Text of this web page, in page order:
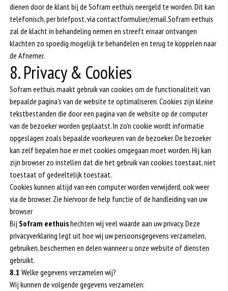
dienen door de klant bij de Sofram eethuis neergeld te worden. Dit kan
telefonisch, per briefpost, via contactformulier/email.Sofram eethuis
zal de klacht in behandeling nemen en streeft ernaar ontvangen
klachten zo spoedig mogelijk te behandelen en terug te koppelen naar
de Afnemer.
8. Privacy & Cookies
Sofram eethuis maakt gebruik van cookies om de functionaliteit van
bepaalde pagina's van de website te optimaliseren. Cookies zijn kleine
tekstbestanden die door een pagina van de website op de computer
van de bezoeker worden geplaatst. In zo'n cookie wordt informatie
opgeslagen zoals bepaalde voorkeuren van de bezoeker. De bezoeker
kan zelf bepalen hoe er met cookies omgegaan moet worden. Hij kan
zijn browser zo instellen dat die het gebruik van cookies toestaat, niet
toestaat of gedeeltelijk toestaat.
Cookies kunnen altijd van een computer worden verwijderd, ook weer
via de browser. Zie hiervoor de help functie of de handleiding van uw
browser
Bij Sofram eethuishechten wij veel waarde aan uw privacy. Deze
privacyverklaring legt uit hoe wij uw persoonsgegevens verzamelen,
gebruiken, beschermen en delen wanneer u onze website of diensten
gebruikt.
8.1 Welke gegevens verzamelen wij?
Wij kunnen de volgende gegevens verzamelen: